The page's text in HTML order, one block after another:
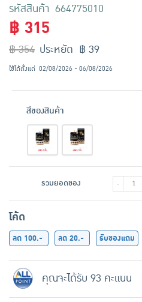
รหัสสินค้า 664775010
฿ 315
฿ 354 ประหยัด ฿ 39
ใช้ได้ตั้งแต่ 02/08/2026 - 06/08/2026
สีของสินค้า
รวมยอดของ -
โค้ด
ลด 100.-
ลด 20.- รับของแถม
คุณจะได้รับ 93 คะแนน